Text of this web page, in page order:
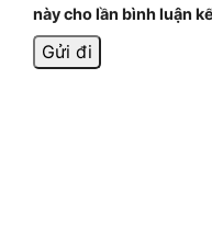
này cho lần bình luận